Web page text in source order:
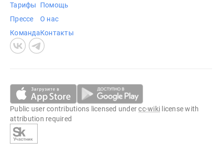
Тарифы
Прессе
Команда
Помощь
О нас
Контакты
Public user contributions licensed undercc-wiki license with
attribution required